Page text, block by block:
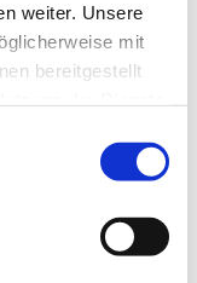
weiter. Unsere
mit
bereitgestellt
auch